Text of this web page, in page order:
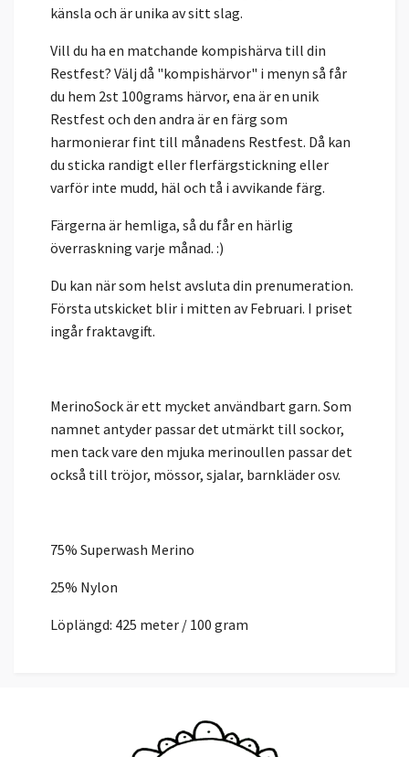
känsla och är unika av sitt slag.
Vill du ha en matchande kompishärva till din
Restfest? Välj då "kompishärvor" i menyn så får
du hem 2st 100grams härvor, ena är en unik
Restfest och den andra är en färg som
harmonierar fint till månadens Restfest. Då kan
du sticka randigt eller flerfärgstickning eller
varför inte mudd, häl och tå i avvikande färg.
Färgerna är hemliga, så du får en härlig
överraskning varje månad. :)
Du kan när som helst avsluta din prenumeration.
Första utskicket blir i mitten av Februari. I priset
ingår fraktavgift.
MerinoSock är ett mycket användbart garn. Som
namnet antyder passar det utmärkt till sockor,
men tack vare den mjuka merinoullen passar det
också till tröjor, mössor, sjalar, barnkläder osv.
75% Superwash Merino
25% Nylon
Löplängd: 425 meter / 100 gram